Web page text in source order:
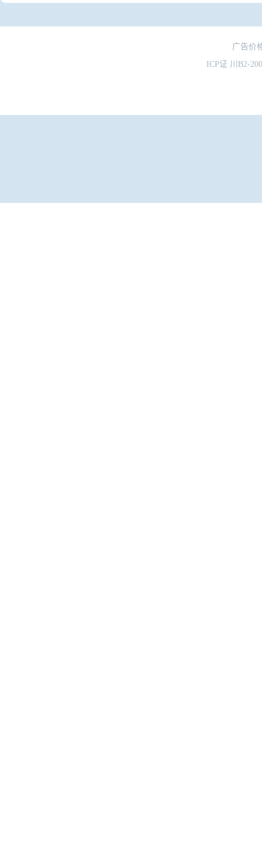
广告价
ICP证 川B2-